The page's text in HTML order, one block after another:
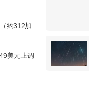
约312加
美元上调